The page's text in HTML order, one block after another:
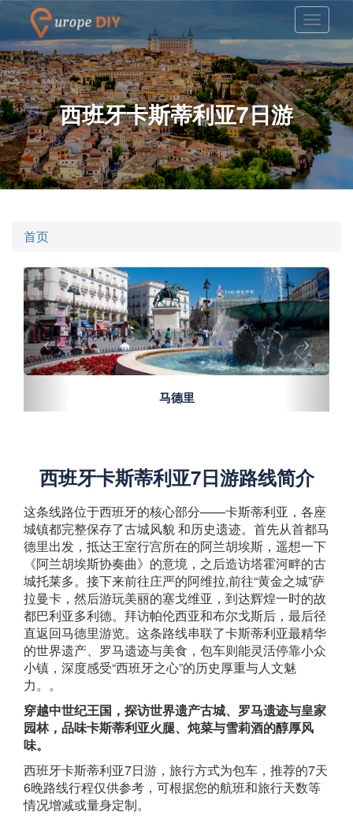
西班牙卡斯蒂利亚7日游
首页
Previous Next
西班牙卡斯蒂利亚7日游路线简介
这条线路位于西班牙的核心部分——卡斯蒂利亚，各座
城镇都完整保存了古城风貌 和历史遗迹。首先从首都马
德里出发，抵达王室行宫所在的阿兰胡埃斯，遥想一下
《阿兰胡埃斯协奏曲》的意境，之后造访塔霍河畔的古
城托莱多。接下来前往庄严的阿维拉,前往“黄金之城”萨
拉曼卡，然后游玩美丽的塞戈维亚，到达辉煌一时的故
都巴利亚多利德。拜访帕伦西亚和布尔戈斯后，最后径
直返回马德里游览。这条路线串联了卡斯蒂利亚最精华
的世界遗产、罗马遗迹与美食，包车则能灵活停靠小众
小镇，深度感受“西班牙之心”的历史厚重与人文魅
力。。
穿越中世纪王国，探访世界遗产古城、罗马遗迹与皇家
园林，品味卡斯蒂利亚火腿、炖菜与雪莉酒的醇厚风
味。
西班牙卡斯蒂利亚7日游，旅行方式为包车，推荐的7天
6晚路线行程仅供参考，可根据您的航班和旅行天数等
情况增减或量身定制。